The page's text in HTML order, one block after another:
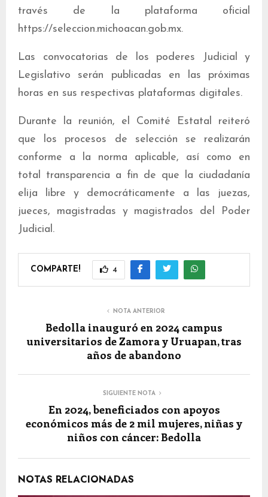
través de la plataforma oficial
https://seleccion.michoacan.gob.mx.
Las convocatorias de los poderes Judicial y
Legislativo serán publicadas en las próximas
horas en sus respectivas plataformas digitales.
Durante la reunión, el Comité Estatal reiteró
que los procesos de selección se realizarán
conforme a la norma aplicable, así como en
total transparencia a fin de que la ciudadanía
elija libre y democráticamente a las juezas,
jueces, magistradas y magistrados del Poder
Judicial.
COMPARTE! 4
NOTA ANTERIOR
Bedolla inauguró en 2024 campus
universitarios de Zamora y Uruapan, tras
años de abandono
SIGUIENTE NOTA
En 2024, beneficiados con apoyos
económicos más de 2 mil mujeres, niñas y
niños con cáncer: Bedolla
NOTAS RELACIONADAS